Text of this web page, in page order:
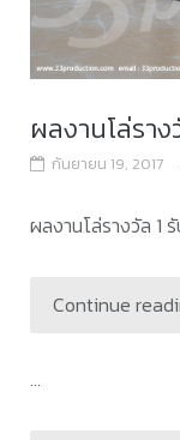
ผลงานโล่ราง
กันยายน 19, 2017
ผลงานโล่รางวัล 1
Continue
...